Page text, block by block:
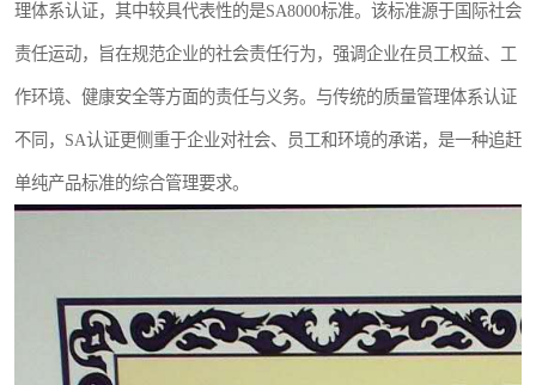
理体系认证，其中较具代表性的是SA8000标准。该标准源于国际社会
责任运动，旨在规范企业的社会责任行为，强调企业在员工权益、工
作环境、健康安全等方面的责任与义务。与传统的质量管理体系认证
不同，SA认证更侧重于企业对社会、员工和环境的承诺，是一种追赶
单纯产品标准的综合管理要求。